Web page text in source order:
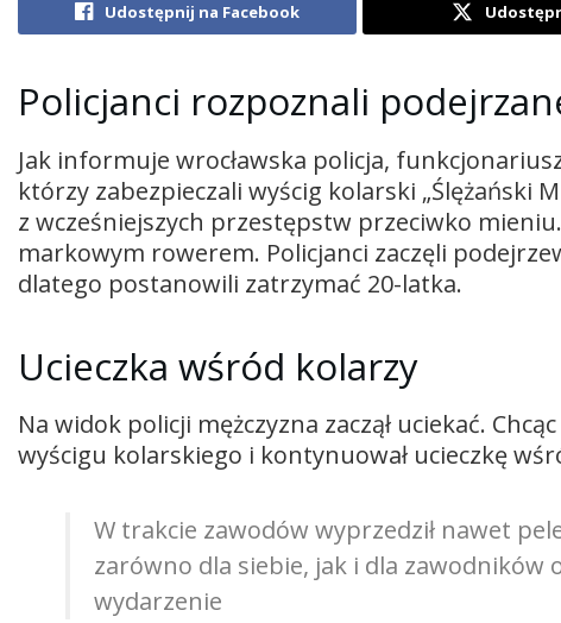
Udostępnij na Facebook
Policjanci rozpoznali
Jak informuje wrocławska policja,
którzy zabezpieczali wyścig kolarski „Ślężański
z wcześniejszych przestępstw przeciwko
markowym rowerem. Policjanci zaczęli
dlatego postanowili zatrzymać 20-latka.
Ucieczka wśród kolarzy
Na widok policji mężczyzna zaczął uciekać.
wyścigu kolarskiego i kontynuował ucieczkę
W trakcie zawodów wyprzedził nawet
zarówno dla siebie, jak i dla zawodników
wydarzenie